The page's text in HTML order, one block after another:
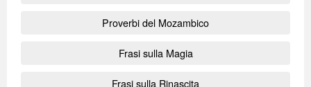
Proverbi del Mozambico
Frasi sulla Magia
Frasi sulla Rinascita